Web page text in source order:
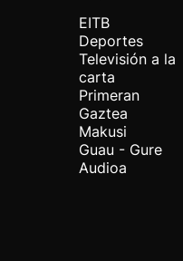
EITB
Deportes
Televisión a la
carta
Primeran
Gaztea
Makusi
Guau - Gure
Audioa